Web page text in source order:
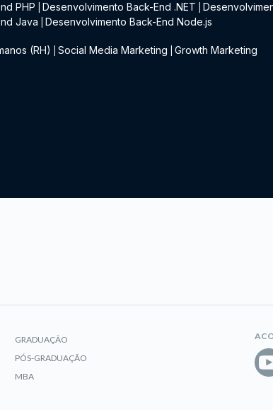
PHP Desenvolvimento Back-End .NET
Java Desenvolvimento Back-End Node.js
(RH) Social Media Marketing Growth Marketing
GRADUAÇÃO
PÓS-GRADUAÇÃO
MBA